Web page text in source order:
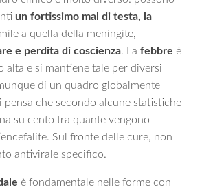
un fortissimo mal di testa, la
a quella della meningite,
e perdita di coscienza. La febbre è
alta e si mantiene tale per diversi
di un quadro globalmente
pensa che secondo alcune statistiche
su cento tra quante vengono
Sul fronte delle cure, non
antivirale specifico.
è fondamentale nelle forme con